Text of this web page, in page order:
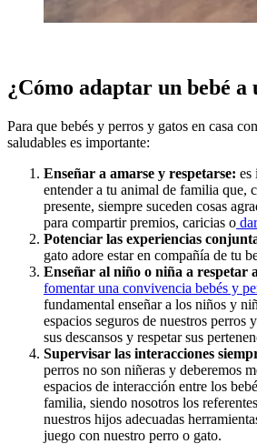
¿Cómo adaptar un bebé a
Para que bebés y perros y gatos en casa
saludables es importante:
Enseñar a amarse y respetarse: es
entender a tu animal de familia que,
presente, siempre suceden cosas
para compartir premios, caricias o
Potenciar las experiencias
gato adore estar en compañía de tu
Enseñar al niño o niña a respetar
fomentar una convivencia bebés y
fundamental enseñar a los niños y
espacios seguros de nuestros perros
sus descansos y respetar sus
Supervisar las interacciones
perros no son niñeras y deberemos
espacios de interacción entre los
familia, siendo nosotros los
nuestros hijos adecuadas
juego con nuestro perro o gato.